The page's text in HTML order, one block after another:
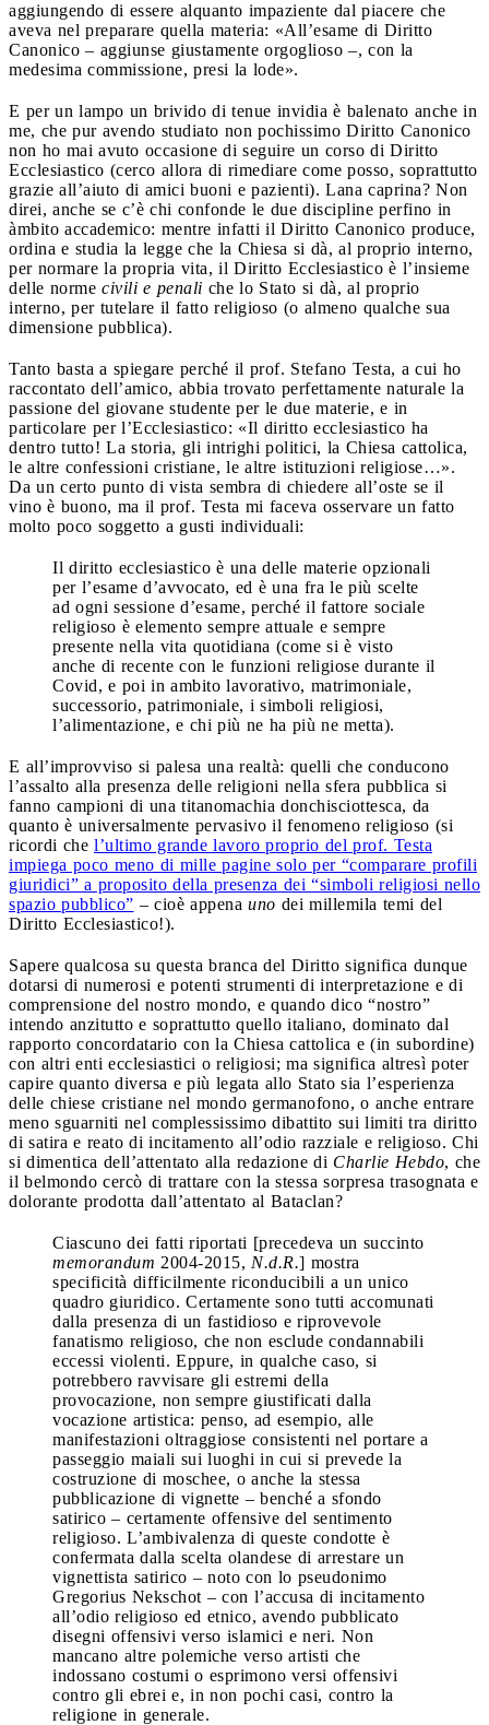
aggiungendo di essere alquanto impaziente dal piacere che
aveva nel preparare quella materia: «All’esame di Diritto
Canonico – aggiunse giustamente orgoglioso –, con la
medesima commissione, presi la lode».
E per un lampo un brivido di tenue invidia è balenato anche in
me, che pur avendo studiato non pochissimo Diritto Canonico
non ho mai avuto occasione di seguire un corso di Diritto
Ecclesiastico (cerco allora di rimediare come posso, soprattutto
grazie all’aiuto di amici buoni e pazienti). Lana caprina? Non
direi, anche se c’è chi confonde le due discipline perfino in
àmbito accademico: mentre infatti il Diritto Canonico produce,
ordina e studia la legge che la Chiesa si dà, al proprio interno,
per normare la propria vita, il Diritto Ecclesiastico è l’insieme
delle norme civili e penali che lo Stato si dà, al proprio
interno, per tutelare il fatto religioso (o almeno qualche sua
dimensione pubblica).
Tanto basta a spiegare perché il prof. Stefano Testa, a cui ho
raccontato dell’amico, abbia trovato perfettamente naturale la
passione del giovane studente per le due materie, e in
particolare per l’Ecclesiastico: «Il diritto ecclesiastico ha
dentro tutto! La storia, gli intrighi politici, la Chiesa cattolica,
le altre confessioni cristiane, le altre istituzioni religiose…».
Da un certo punto di vista sembra di chiedere all’oste se il
vino è buono, ma il prof. Testa mi faceva osservare un fatto
molto poco soggetto a gusti individuali:
Il diritto ecclesiastico è una delle materie opzionali
per l’esame d’avvocato, ed è una fra le più scelte
ad ogni sessione d’esame, perché il fattore sociale
religioso è elemento sempre attuale e sempre
presente nella vita quotidiana (come si è visto
anche di recente con le funzioni religiose durante il
Covid, e poi in ambito lavorativo, matrimoniale,
successorio, patrimoniale, i simboli religiosi,
l’alimentazione, e chi più ne ha più ne metta).
E all’improvviso si palesa una realtà: quelli che conducono
l’assalto alla presenza delle religioni nella sfera pubblica si
fanno campioni di una titanomachia donchisciottesca, da
quanto è universalmente pervasivo il fenomeno religioso (si
ricordi che l’ultimo grande lavoro proprio del prof. Testa
impiega poco meno di mille pagine solo per “comparare profili
giuridici” a proposito della presenza dei “simboli religiosi nello
spazio pubblico” – cioè appena uno dei millemila temi del
Diritto Ecclesiastico!).
Sapere qualcosa su questa branca del Diritto significa dunque
dotarsi di numerosi e potenti strumenti di interpretazione e di
comprensione del nostro mondo, e quando dico “nostro”
intendo anzitutto e soprattutto quello italiano, dominato dal
rapporto concordatario con la Chiesa cattolica e (in subordine)
con altri enti ecclesiastici o religiosi; ma significa altresì poter
capire quanto diversa e più legata allo Stato sia l’esperienza
delle chiese cristiane nel mondo germanofono, o anche entrare
meno sguarniti nel complessissimo dibattito sui limiti tra diritto
di satira e reato di incitamento all’odio razziale e religioso. Chi
si dimentica dell’attentato alla redazione di Charlie Hebdo, che
il belmondo cercò di trattare con la stessa sorpresa trasognata e
dolorante prodotta dall’attentato al Bataclan?
Ciascuno dei fatti riportati [precedeva un succinto
memorandum 2004-2015, N.d.R.] mostra
specificità difficilmente riconducibili a un unico
quadro giuridico. Certamente sono tutti accomunati
dalla presenza di un fastidioso e riprovevole
fanatismo religioso, che non esclude condannabili
eccessi violenti. Eppure, in qualche caso, si
potrebbero ravvisare gli estremi della
provocazione, non sempre giustificati dalla
vocazione artistica: penso, ad esempio, alle
manifestazioni oltraggiose consistenti nel portare a
passeggio maiali sui luoghi in cui si prevede la
costruzione di moschee, o anche la stessa
pubblicazione di vignette – benché a sfondo
satirico – certamente offensive del sentimento
religioso. L’ambivalenza di queste condotte è
confermata dalla scelta olandese di arrestare un
vignettista satirico – noto con lo pseudonimo
Gregorius Nekschot – con l’accusa di incitamento
all’odio religioso ed etnico, avendo pubblicato
disegni offensivi verso islamici e neri. Non
mancano altre polemiche verso artisti che
indossano costumi o esprimono versi offensivi
contro gli ebrei e, in non pochi casi, contro la
religione in generale.